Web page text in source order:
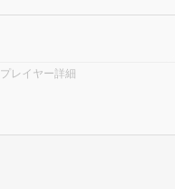
レイヤー詳細